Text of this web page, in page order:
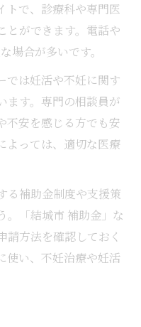
トで、診療科や専門医
とができます。電話や
場合が多いです。
では妊活や不妊に関す
ます。専門の相談員が
不安を感じる方でも安
よっては、適切な医療
る補助金制度や支援策
。「結城市 補助金」な
請方法を確認しておく
使い、不妊治療や妊活